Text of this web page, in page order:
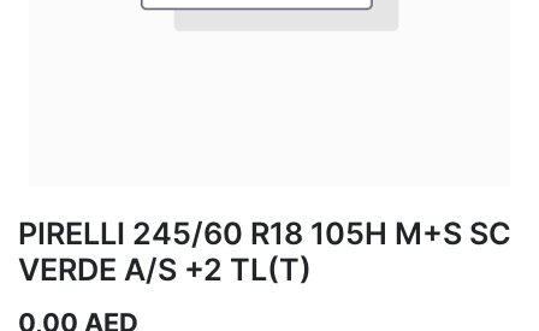
PIRELLI 245/60 R18 105H M+S SC
VERDE A/S +2 TL(T)
0,00 AED